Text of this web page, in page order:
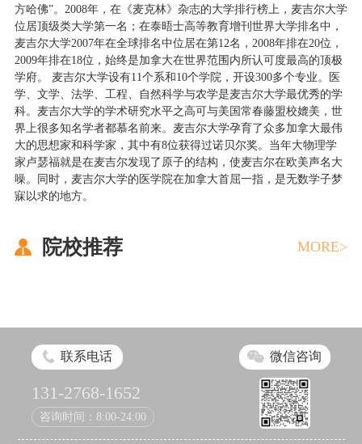
方哈佛”。2008年，在《麦克林》杂志的大学排行榜上，麦吉尔大学
位居顶级类大学第一名；在泰晤士高等教育增刊世界大学排名中，
麦吉尔大学2007年在全球排名中位居在第12名，2008年排在20位，
2009年排在18位，始终是加拿大在世界范围内所认可度最高的顶极
学府。 麦吉尔大学设有11个系和10个学院，开设300多个专业。医
学、文学、法学、工程、自然科学与农学是麦吉尔大学最优秀的学
科。麦吉尔大学的学术研究水平之高可与美国常春藤盟校媲美，世
界上很多知名学者都慕名前来。麦吉尔大学孕育了众多加拿大最伟
大的思想家和科学家，其中有8位获得过诺贝尔奖。当年大物理学
家卢瑟福就是在麦吉尔发现了原子的结构，使麦吉尔在欧美声名大
噪。同时，麦吉尔大学的医学院在加拿大首屈一指，是无数学子梦
寐以求的地方。
院校推荐 MORE>
联系电话
131-2768-1652
咨询时间：8:00-24:00
微信咨询